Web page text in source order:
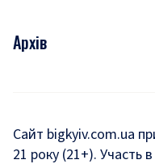
Архів
Комуналка
Сайт bigkyiv.com.ua
21 року (21+). Участь